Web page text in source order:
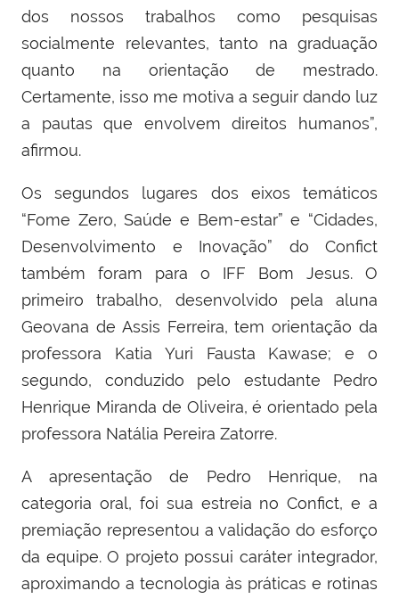
dos nossos trabalhos como pesquisas
socialmente relevantes, tanto na graduação
quanto na orientação de mestrado.
Certamente, isso me motiva a seguir dando luz
a pautas que envolvem direitos humanos”,
afirmou.
Os segundos lugares dos eixos temáticos
“Fome Zero, Saúde e Bem-estar” e “Cidades,
Desenvolvimento e Inovação” do Confict
também foram para o IFF Bom Jesus. O
primeiro trabalho, desenvolvido pela aluna
Geovana de Assis Ferreira, tem orientação da
professora Katia Yuri Fausta Kawase; e o
segundo, conduzido pelo estudante Pedro
Henrique Miranda de Oliveira, é orientado pela
professora Natália Pereira Zatorre.
A apresentação de Pedro Henrique, na
categoria oral, foi sua estreia no Confict, e a
premiação representou a validação do esforço
da equipe. O projeto possui caráter integrador,
aproximando a tecnologia às práticas e rotinas